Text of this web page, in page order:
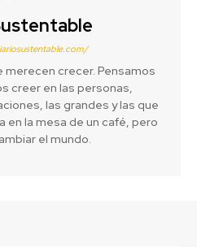
merecen crecer. Pensamos
creer en las personas,
las grandes y las que
en la mesa de un café, pero
el mundo.